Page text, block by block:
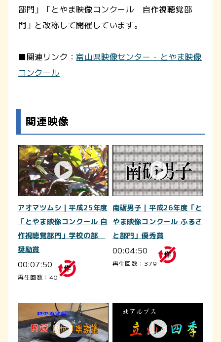
部門」「とやま映像コンクール 自作視聴覚部
門」と改称して開催しています。
■関連リンク： 富山県映像センター - とやま映像
コンクール
関連映像
アオマツムシ｜平成25年度
「とやま映像コンクール 自
作視聴覚部門」学校の部
奨励賞
00:07:50
再生回数：40
南砺男子｜平成26年度「と
やま映像コンクール ふるさ
と部門」優秀賞
00:04:50
再生回数：379